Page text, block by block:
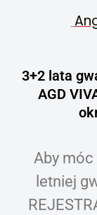
3+2 lata
AGD
Aby
letniej